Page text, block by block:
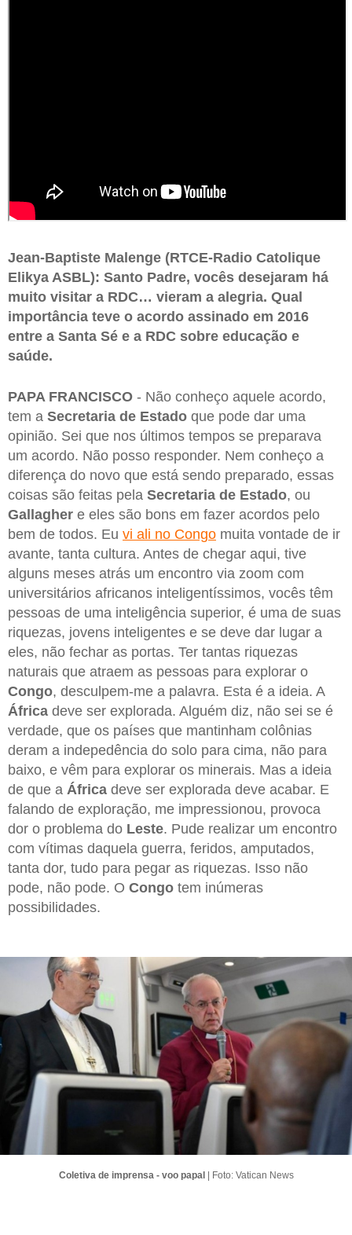
Jean-Baptiste Malenge (RTCE-Radio Catolique
Elikya ASBL): Santo Padre, vocês desejaram há
muito visitar a RDC… vieram a alegria. Qual
importância teve o acordo assinado em 2016
entre a Santa Sé e a RDC sobre educação e
saúde.
PAPA FRANCISCO - Não conheço aquele acordo,
tem a Secretaria de Estado que pode dar uma
opinião. Sei que nos últimos tempos se preparava
um acordo. Não posso responder. Nem conheço a
diferença do novo que está sendo preparado, essas
coisas são feitas pela Secretaria de Estado, ou
Gallagher e eles são bons em fazer acordos pelo
bem de todos. Eu vi ali no Congo muita vontade de ir
avante, tanta cultura. Antes de chegar aqui, tive
alguns meses atrás um encontro via zoom com
universitários africanos inteligentíssimos, vocês têm
pessoas de uma inteligência superior, é uma de suas
riquezas, jovens inteligentes e se deve dar lugar a
eles, não fechar as portas. Ter tantas riquezas
naturais que atraem as pessoas para explorar o
Congo, desculpem-me a palavra. Esta é a ideia. A
África deve ser explorada. Alguém diz, não sei se é
verdade, que os países que mantinham colônias
deram a indepedência do solo para cima, não para
baixo, e vêm para explorar os minerais. Mas a ideia
de que a África deve ser explorada deve acabar. E
falando de exploração, me impressionou, provoca
dor o problema do Leste. Pude realizar um encontro
com vítimas daquela guerra, feridos, amputados,
tanta dor, tudo para pegar as riquezas. Isso não
pode, não pode. O Congo tem inúmeras
possibilidades.
Coletiva de imprensa - voo papal | Foto: Vatican News